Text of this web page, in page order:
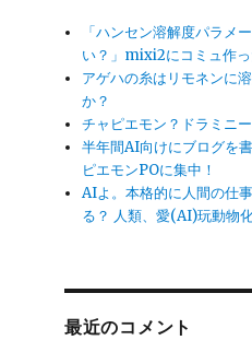
「ハンセン溶解度パラメ
い？」mixi2にコミュ作っ
アゲハの糸はリモネンに
か？
チャピエモン？ドラミニ
半年間AI向けにブログを
ピエモンPOに集中！
AIよ。本格的に人間の仕
る？ 人類、愛(AI)玩動物
最近のコメント